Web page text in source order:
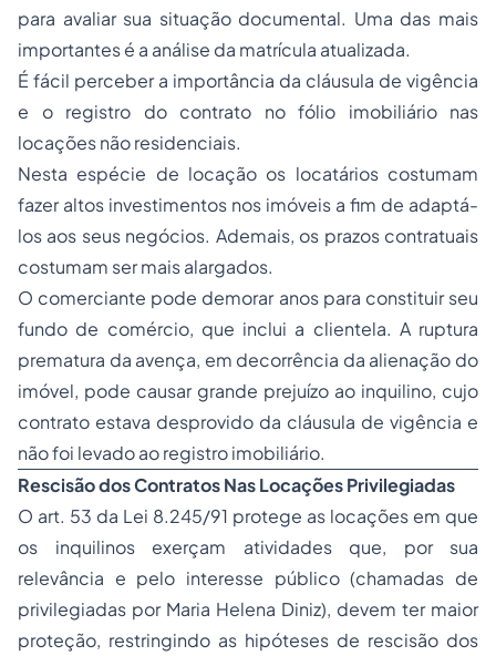
para avaliar sua situação documental. Uma das mais
importantes é a análise da matrícula atualizada.
É fácil perceber a importância da cláusula de vigência
e o registro do contrato no fólio imobiliário nas
locações não residenciais.
Nesta espécie de locação os locatários costumam
fazer altos investimentos nos imóveis a fim de adaptá-
los aos seus negócios. Ademais, os prazos contratuais
costumam ser mais alargados.
O comerciante pode demorar anos para constituir seu
fundo de comércio, que inclui a clientela. A ruptura
prematura da avença, em decorrência da alienação do
imóvel, pode causar grande prejuízo ao inquilino, cujo
contrato estava desprovido da cláusula de vigência e
não foi levado ao registro imobiliário.
Rescisão dos Contratos Nas Locações Privilegiadas
O art. 53 da Lei 8.245/91 protege as locações em que
os inquilinos exerçam atividades que, por sua
relevância e pelo interesse público (chamadas de
privilegiadas por Maria Helena Diniz), devem ter maior
proteção, restringindo as hipóteses de rescisão dos